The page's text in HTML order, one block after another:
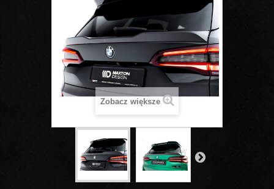
Zobacz większe